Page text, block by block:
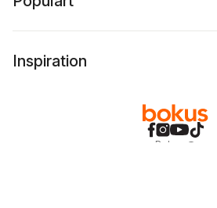
Inspiration
Bokus
@